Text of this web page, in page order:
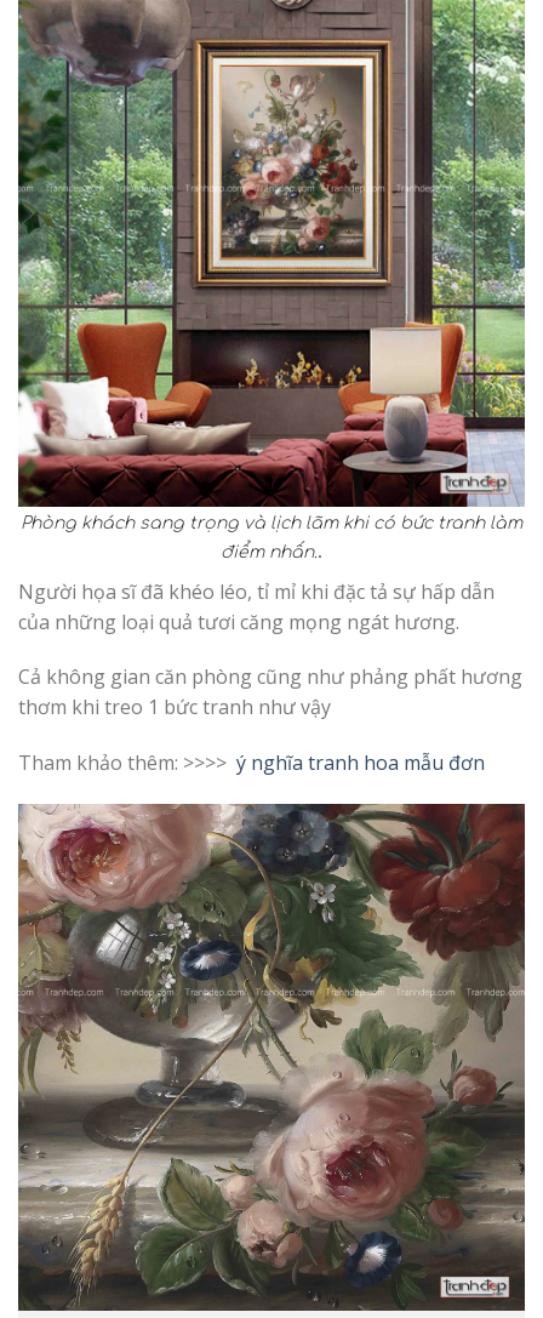
Phòng khách sang trọng và lịch lãm khi có bức tranh làm
điểm nhấn..
Người họa sĩ đã khéo léo, tỉ mỉ khi đặc tả sự hấp dẫn
của những loại quả tươi căng mọng ngát hương.
Cả không gian căn phòng cũng như phảng phất hương
thơm khi treo 1 bức tranh như vậy
Tham khảo thêm: >>>> ý nghĩa tranh hoa mẫu đơn